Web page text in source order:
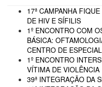
17ª CAMPANHA
DE HIV E SÍFILIS
1º ENCONTRO COM
BÁSICA:
CENTRO DE
1º ENCONTRO
VÍTIMA DE VIOLÊNCIA
39ª INTEGRAÇÃO DA